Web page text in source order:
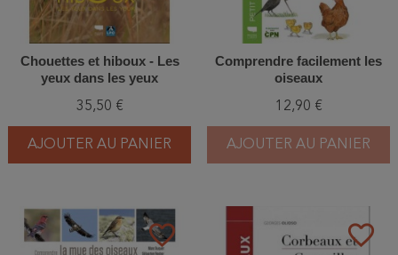
Chouettes et hiboux - Les
yeux dans les yeux
35,50 €
AJOUTER AU PANIER
Comprendre facilement les
oiseaux
12,90 €
AJOUTER AU PANIER
favorite_border favorite_border